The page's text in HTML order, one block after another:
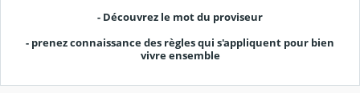
- Découvrez le mot du proviseur
- prenez connaissance des règles qui s'appliquent pour bien
vivre ensemble